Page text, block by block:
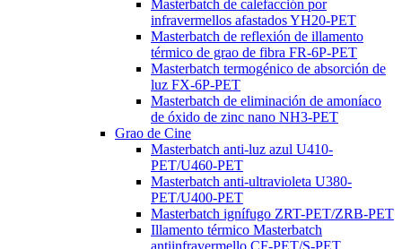
Masterbatch de calefacción por
infravermellos afastados YH20-PET
Masterbatch de reflexión de illamento
térmico de grao de fibra FR-6P-PET
Masterbatch termogénico de absorción de
luz FX-6P-PET
Masterbatch de eliminación de amoníaco
de óxido de zinc nano NH3-PET
Grao de Cine
Masterbatch anti-luz azul U410-
PET/U460-PET
Masterbatch anti-ultravioleta U380-
PET/U400-PET
Masterbatch ignífugo ZRT-PET/ZRB-PET
Illamento térmico Masterbatch
antiinfravermello CF-PET/S-PET